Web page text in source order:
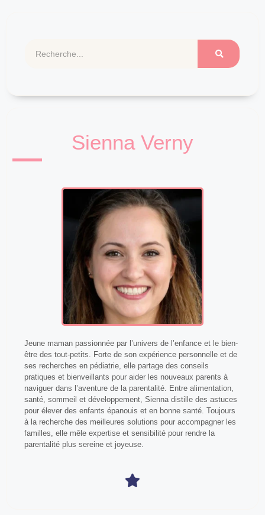
Sienna Verny
Jeune maman passionnée par l’univers de l’enfance et le bien-
être des tout-petits. Forte de son expérience personnelle et de
ses recherches en pédiatrie, elle partage des conseils
pratiques et bienveillants pour aider les nouveaux parents à
naviguer dans l’aventure de la parentalité. Entre alimentation,
santé, sommeil et développement, Sienna distille des astuces
pour élever des enfants épanouis et en bonne santé. Toujours
à la recherche des meilleures solutions pour accompagner les
familles, elle mêle expertise et sensibilité pour rendre la
parentalité plus sereine et joyeuse.